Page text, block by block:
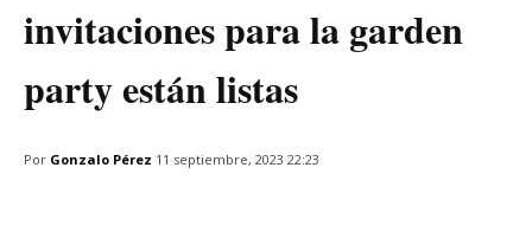
invitaciones para la garden
party están listas
Por Gonzalo Pérez 11 septiembre, 2023 22:23